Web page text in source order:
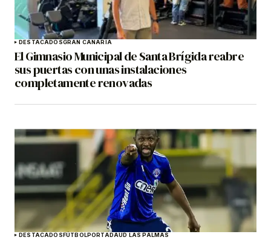
DESTACADOSGRAN CANARIA
El Gimnasio Municipal de Santa Brígida reabre
sus puertas con unas instalaciones
completamente renovadas
DESTACADOS FÚTBOLPORTADAUD LAS PALMAS